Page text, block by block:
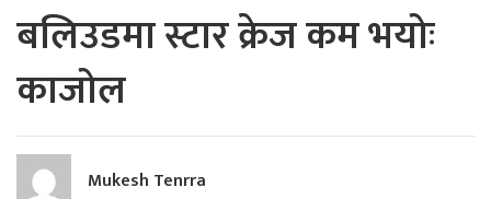
बलिउडमा स्टार क्रेज कम भयोः
काजोल
Mukesh Tenrra